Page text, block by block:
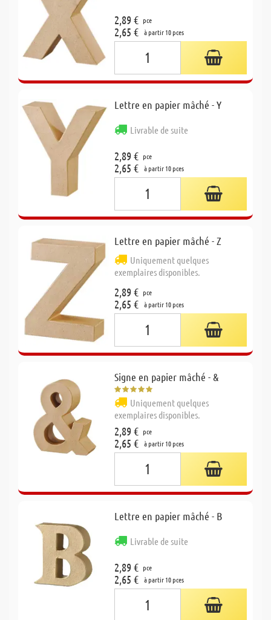
2,89 € pce
2,65 € à partir 10 pces
Lettre en papier mâché - Y
Livrable de suite
2,89 € pce
2,65 € à partir 10 pces
Lettre en papier mâché - Z
Uniquement quelques
exemplaires disponibles.
2,89 € pce
2,65 € à partir 10 pces
Signe en papier mâché - &
Uniquement quelques
exemplaires disponibles.
2,89 € pce
2,65 € à partir 10 pces
Lettre en papier mâché - B
Livrable de suite
2,89 € pce
2,65 € à partir 10 pces